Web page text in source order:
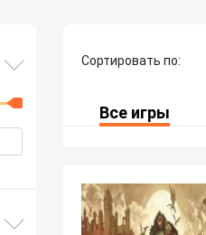
Сортировать по:
Все игры